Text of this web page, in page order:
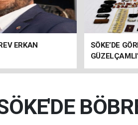
ERKAN
SÖKE’DE
YAKALANDI!